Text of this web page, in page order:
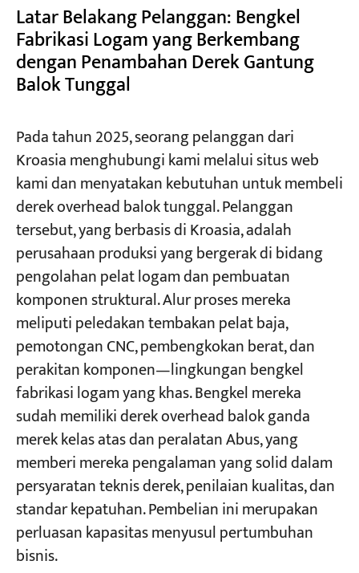
Proyek
Aplikasi
Tentang kami
Hubungi kami
Latar Belakang Pelanggan: Bengkel
Fabrikasi Logam yang Berkembang
dengan Penambahan Derek Gantung
Balok Tunggal
Pada tahun 2025, seorang pelanggan dari
Kroasia menghubungi kami melalui situs web
kami dan menyatakan kebutuhan untuk membeli
derek overhead balok tunggal. Pelanggan
tersebut, yang berbasis di Kroasia, adalah
perusahaan produksi yang bergerak di bidang
pengolahan pelat logam dan pembuatan
komponen struktural. Alur proses mereka
meliputi peledakan tembakan pelat baja,
pemotongan CNC, pembengkokan berat, dan
perakitan komponen—lingkungan bengkel
fabrikasi logam yang khas. Bengkel mereka
sudah memiliki derek overhead balok ganda
merek kelas atas dan peralatan Abus, yang
memberi mereka pengalaman yang solid dalam
persyaratan teknis derek, penilaian kualitas, dan
standar kepatuhan. Pembelian ini merupakan
perluasan kapasitas menyusul pertumbuhan
bisnis.